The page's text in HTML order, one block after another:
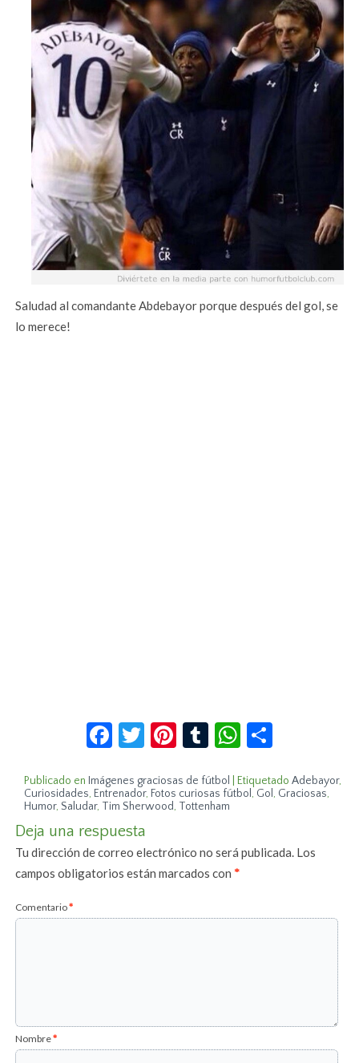
Saludad al comandante Abdebayor porque después del gol, se
lo merece!
Facebook
Twitter
Pinterest
TumblrWhatsApp
Publicado en Imágenes graciosas de fútbol Etiquetado Adebayor,
Curiosidades, Entrenador, Fotos curiosas fútbol , Gol , Graciosas,
Humor, Saludar, Tim Sherwood, Tottenham
Deja una respuesta
Tu dirección de correo electrónico no será publicada. Los
campos obligatorios están marcados con*
Comentario*
Nombre*